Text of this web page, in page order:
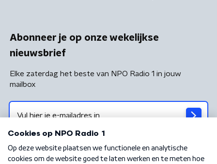
Abonneer je op onze wekelijkse
nieuwsbrief
Elke zaterdag het beste van NPO Radio 1 in jouw
mailbox